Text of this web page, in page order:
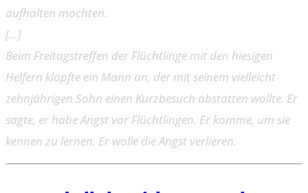
aufhalten mochten.
[…]
Beim Freitagstreffen der Flüchtlinge mit den hiesigen
Helfern klopfte ein Mann an, der mit seinem vielleicht
zehnjährigen Sohn einen Kurzbesuch abstatten wollte. Er
sagte, er habe Angst vor Flüchtlingen. Er komme, um sie
kennen zu lernen. Er wolle die Angst verlieren.